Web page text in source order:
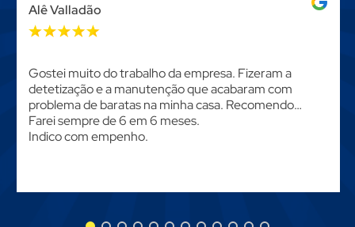
Alê Valladão
Gostei muito do trabalho da empresa. Fizeram a
detetização e a manutenção que acabaram com
problema de baratas na minha casa. Recomendo…
Farei sempre de 6 em 6 meses.
Indico com empenho.